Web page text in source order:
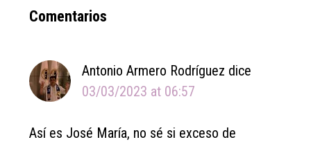
Reader
Comentarios
Antonio Armero Rodríguez dice
03/03/2023 at 06:57
Así es José María, no sé si exceso de